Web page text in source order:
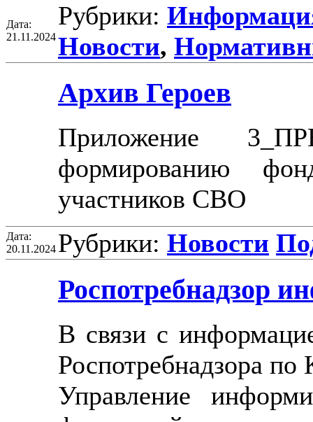
Дата:
21.11.2024
Рубрики:
Новости,
Архив Героев
Приложение
формированию
участников СВО
Дата:
20.11.2024 Рубрики: Новости
Роспотребнадзор
В связи с
Роспотребнадзора по
Управление